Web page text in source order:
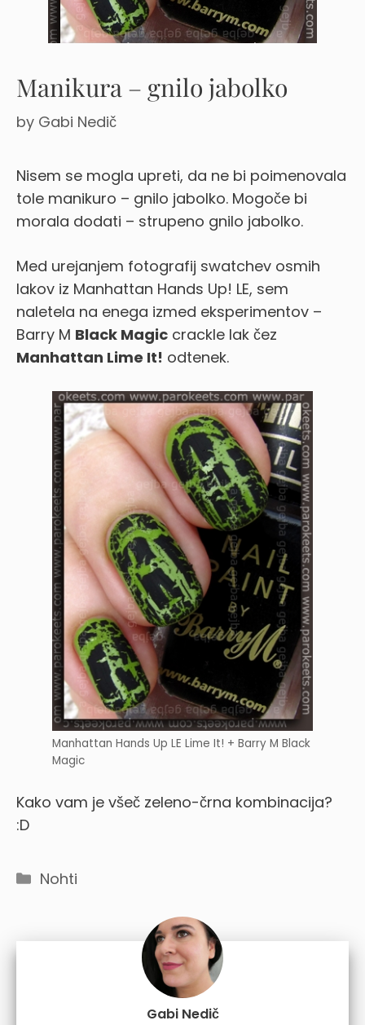
Manikura – gnilo jabolko
by Gabi Nedič
Nisem se mogla upreti, da ne bi poimenovala
tole manikuro – gnilo jabolko. Mogoče bi
morala dodati – strupeno gnilo jabolko.
Med urejanjem fotografij swatchev osmih
lakov iz Manhattan Hands Up! LE, sem
naletela na enega izmed eksperimentov –
Barry M Black Magic crackle lak čez
Manhattan Lime It! odtenek.
Manhattan Hands Up LE Lime It! + Barry M Black
Magic
Kako vam je všeč zeleno-črna kombinacija?
:D
Categories
Nohti
Gabi Nedič